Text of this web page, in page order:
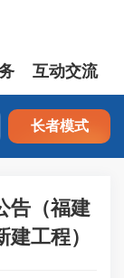
互动交流
长者模式
告（福建
工程）